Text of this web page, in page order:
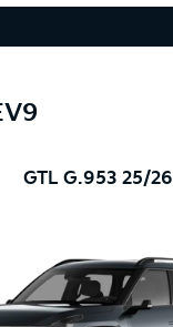
GTL G.953 25/26